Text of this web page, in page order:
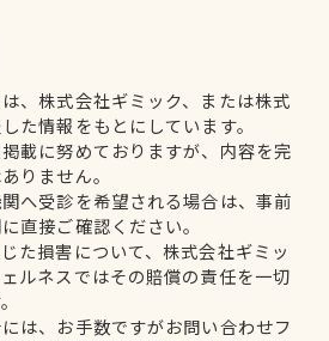
、株式会社ギミック、または株式
た情報をもとにしています。
載に努めておりますが、内容を完
りません。
へ受診を希望される場合は、事前
直接ご確認ください。
た損害について、株式会社ギミッ
ルネスではその賠償の責任を一切
は、お手数ですがお問い合わせフ